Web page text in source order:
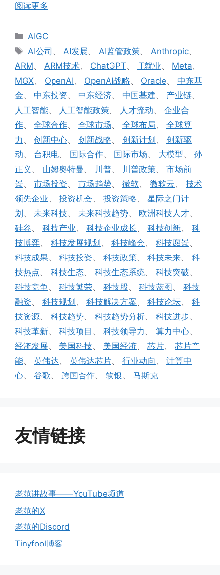
阅读更多
分
类
AIGC
标
签
AI公司 、AI发展、AI监管政策、Anthropic、
ARM、 ARM技术、 ChatGPT、 IT就业、 Meta、
MGX、 OpenAI、 OpenAI战略、 Oracle、 中东基
金、 中东投资、 中东经济、 中国基建、 产业链、
人工智能、 人工智能政策、 人才流动、 企业合
作、 全球合作、 全球市场、 全球布局、 全球算
力 、 创新中心、 创新战略、 创新计划 、 创新驱
动、 台积电、 国际合作、 国际市场、 大模型、 孙
正义 、 山姆奥特曼 、 川普、 川普政策、 市场前
景、 市场投资、 市场趋势、 微软、 微软云、 技术
领先企业、 投资机会、 投资策略、 星际之门计
划 、 未来科技、 未来科技趋势、 欧洲科技人才、
硅谷、 科技产业、 科技企业成长、 科技创新、 科
技博弈、 科技发展规划 、 科技峰会、 科技愿景、
科技成果、 科技投资、 科技政策、 科技未来、 科
技热点、 科技生态、 科技生态系统、 科技突破、
科技竞争、 科技繁荣、 科技股、 科技蓝图 、 科技
融资、 科技规划 、 科技解决方案、 科技论坛、 科
技资源、 科技趋势、 科技趋势分析、 科技进步、
科技革新、 科技项目 、 科技领导力 、 算力中心、
经济发展、 美国科技、 美国经济、 芯片、 芯片产
能、 英伟达、 英伟达芯片、 行业动向 、 计算中
心、 谷歌、 跨国合作、 软银 、 马斯克
友情链接
老范讲故事——YouTube频道
老范的X
老范的Discord
Tinyfool博客